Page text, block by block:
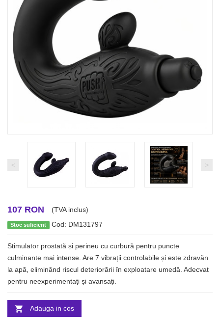
< >
107 RON (TVA inclus)
Stoc suficient Cod: DM131797
Stimulator prostată și perineu cu curbură pentru puncte
culminante mai intense. Are 7 vibrații controlabile și este zdravăn
la apă, eliminând riscul deteriorării în exploatare umedă. Adecvat
pentru neexperimentați și avansați.
Adauga in cos